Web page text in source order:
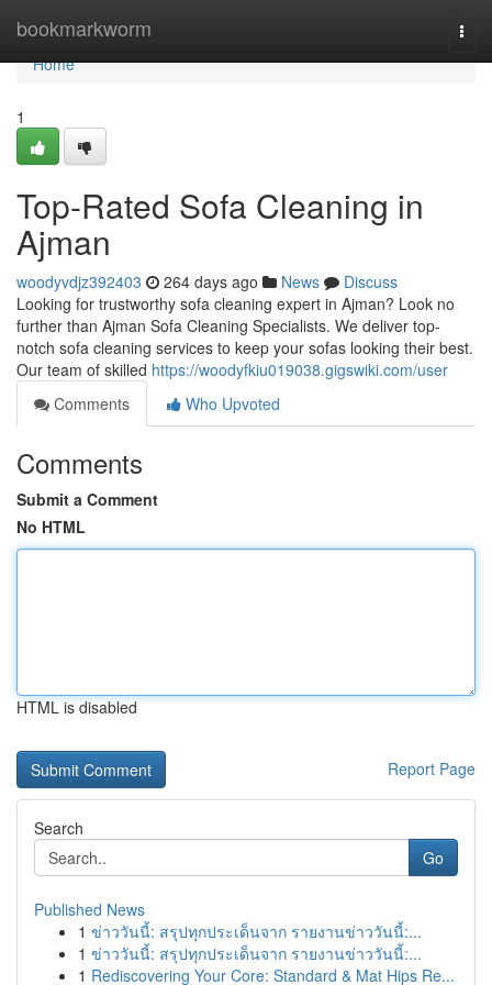
bookmarkworm
Home
Home
1
Top-Rated Sofa Cleaning in
Ajman
woodyvdjz392403 264 days ago News
Discuss
Looking for trustworthy sofa cleaning expert in Ajman? Look no
further than Ajman Sofa Cleaning Specialists. We deliver top-
notch sofa cleaning services to keep your sofas looking their best.
Our team of skilled https://woodyfkiu019038.gigswiki.com/user
Comments
Who Upvoted
Comments
Submit a Comment
No HTML
HTML is disabled
Report Page
Search
Go
Published News
1 ข่าววันนี้: สรุปทุกประเด็นจาก รายงานข่าววันนี้:...
1 ข่าววันนี้: สรุปทุกประเด็นจาก รายงานข่าววันนี้:...
1 Rediscovering Your Core: Standard & Mat Hips Re...